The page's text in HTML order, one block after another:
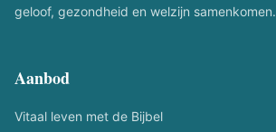
geloof, gezondheid en welzijn samenkomen.
Aanbod
Vitaal leven met de Bijbel